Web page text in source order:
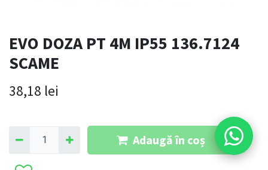
EVO DOZA PT 4M IP55 136.7124
SCAME
38,18 lei
Adaugă în coș